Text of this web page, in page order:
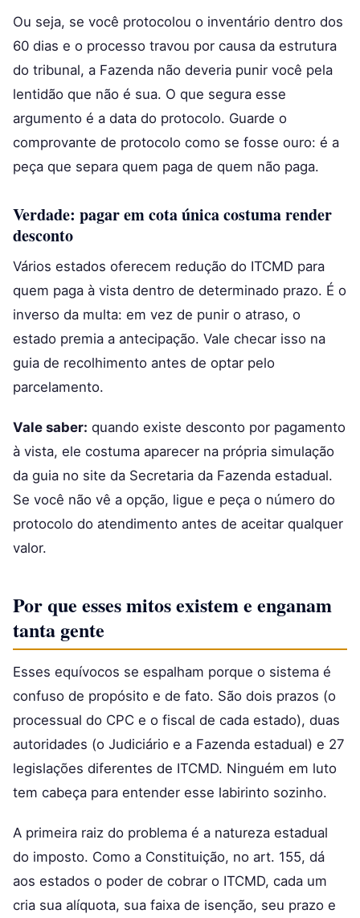
Ou seja, se você protocolou o inventário dentro dos
60 dias e o processo travou por causa da estrutura
do tribunal, a Fazenda não deveria punir você pela
lentidão que não é sua. O que segura esse
argumento é a data do protocolo. Guarde o
comprovante de protocolo como se fosse ouro: é a
peça que separa quem paga de quem não paga.
Verdade: pagar em cota única costuma render
desconto
Vários estados oferecem redução do ITCMD para
quem paga à vista dentro de determinado prazo. É o
inverso da multa: em vez de punir o atraso, o
estado premia a antecipação. Vale checar isso na
guia de recolhimento antes de optar pelo
parcelamento.
Vale saber: quando existe desconto por pagamento
à vista, ele costuma aparecer na própria simulação
da guia no site da Secretaria da Fazenda estadual.
Se você não vê a opção, ligue e peça o número do
protocolo do atendimento antes de aceitar qualquer
valor.
Por que esses mitos existem e enganam
tanta gente
Esses equívocos se espalham porque o sistema é
confuso de propósito e de fato. São dois prazos (o
processual do CPC e o fiscal de cada estado), duas
autoridades (o Judiciário e a Fazenda estadual) e 27
legislações diferentes de ITCMD. Ninguém em luto
tem cabeça para entender esse labirinto sozinho.
A primeira raiz do problema é a natureza estadual
do imposto. Como a Constituição, no art. 155, dá
aos estados o poder de cobrar o ITCMD, cada um
cria sua alíquota, sua faixa de isenção, seu prazo e